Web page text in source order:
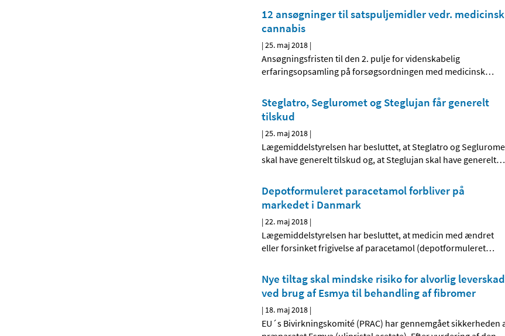
12 ansøgninger til satspuljemidler vedr. medicinsk
cannabis
|25. maj 2018 |
Ansøgningsfristen til den 2. pulje for videnskabelig
erfaringsopsamling på forsøgsordningen med medicinsk…
Steglatro, Segluromet og Steglujan får generelt
tilskud
|25. maj 2018 |
Lægemiddelstyrelsen har besluttet, at Steglatro og
skal have generelt tilskud og, at Steglujan skal have generelt…
Depotformuleret paracetamol forbliver på
markedet i Danmark
|22. maj 2018 |
Lægemiddelstyrelsen har besluttet, at medicin med ændret
eller forsinket frigivelse af paracetamol (depotformuleret…
Nye tiltag skal mindske risiko for alvorlig
ved brug af Esmya til behandling af fibromer
| 18. maj 2018 |
EU´s Bivirkningskomité (PRAC) har gennemgået sikkerheden